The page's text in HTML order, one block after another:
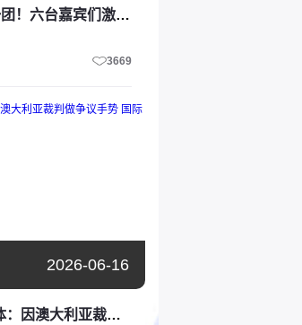
[今日视频]吵成一团！六台嘉宾们激烈讨论本场西班牙是否在有意让佩德里休息
3669
2026-06-16
【值得一看】每体：因澳大利亚裁判做争议手势 国际足联不再使用VAR摆拍